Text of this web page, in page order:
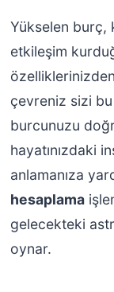
Yükselen burç,
etkileşim
çevreniz sizi
burcunuzu
hayatınızdaki
anlamanıza
hesaplama
gelecekteki
oynar.